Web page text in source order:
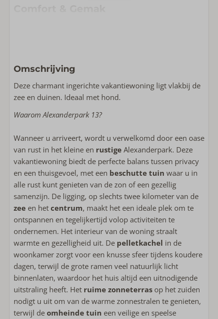
Wonen & Koken
Bluetooth speaker
Complete keuken
Smart TV
Vaatwasser
Inductie kookplaat
Combi-magnetron
Koelkast met vriesvak
Koffiemachine met pads
Koffiezetapparaat filter
Waterkoker
Broodrooster
Buiten
Loungebank
Hangmat
Sanitair
Omschrijving
Deze charmant ingerichte vakantiewoning ligt vlakbij de
zee en duinen. Ideaal met hond.
Waarom Alexanderpark 13?
Wanneer u arriveert, wordt u verwelkomd door een oase
van rust in het kleine en rustige Alexanderpark. Deze
vakantiewoning biedt de perfecte balans tussen privacy
en een thuisgevoel, met een beschutte tuin waar u in
alle rust kunt genieten van de zon of een gezellig
samenzijn. De ligging, op slechts twee kilometer van de
zee en het centrum, maakt het een ideale plek om te
ontspannen en tegelijkertijd volop activiteiten te
ondernemen. Het interieur van de woning straalt
warmte en gezelligheid uit. De pelletkachel in de
woonkamer zorgt voor een knusse sfeer tijdens koudere
dagen, terwijl de grote ramen veel natuurlijk licht
binnenlaten, waardoor het huis altijd een uitnodigende
uitstraling heeft. Het ruime zonneterras op het zuiden
nodigt u uit om van de warme zonnestralen te genieten,
terwijl de omheinde tuin een veilige en speelse